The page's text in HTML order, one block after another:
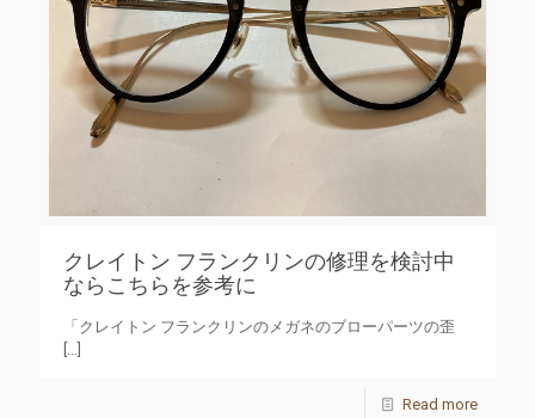
クレイトン フランクリンの修理を検討中
ならこちらを参考に
「クレイトン フランクリンのメガネのブローパーツの歪
Read more